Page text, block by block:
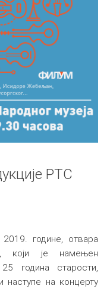
РТС
године, отвара
који је намењен
година старости,
наступе на концерту